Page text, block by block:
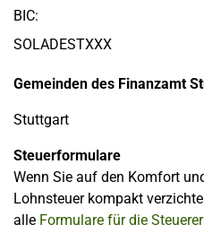
BIC:
SOLADESTXXX
Gemeinden des Finanzamt
Stuttgart
Steuerformulare
Wenn Sie auf den Komfort
Lohnsteuer kompakt
alle Formulare für die